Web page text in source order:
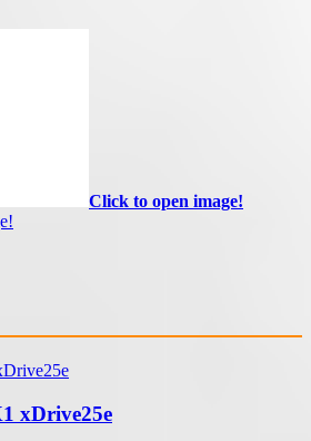
Click to open image!
xDrive25e